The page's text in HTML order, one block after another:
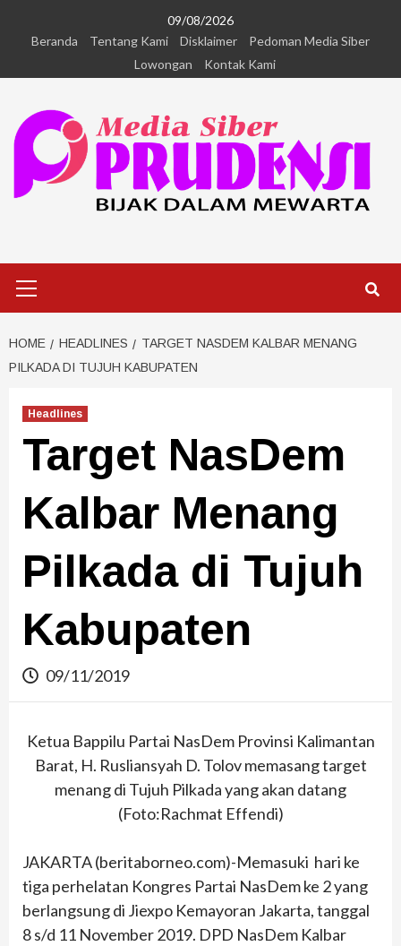
09/08/2026
Beranda
Tentang Kami Disklaimer
Pedoman Media Siber
Lowongan
Kontak Kami
HOME HEADLINES
TARGET NASDEM KALBAR MENANG
PILKADA DI TUJUH KABUPATEN
Headlines
Target NasDem
Kalbar Menang
Pilkada di Tujuh
Kabupaten
09/11/2019
Ketua Bappilu Partai NasDem Provinsi Kalimantan
Barat, H. Rusliansyah D. Tolov memasang target
menang di Tujuh Pilkada yang akan datang
(Foto:Rachmat Effendi)
JAKARTA (beritaborneo.com)-Memasuki hari ke
tiga perhelatan Kongres Partai NasDem ke 2 yang
berlangsung di Jiexpo Kemayoran Jakarta, tanggal
8 s/d 11 November 2019. DPD NasDem Kalbar